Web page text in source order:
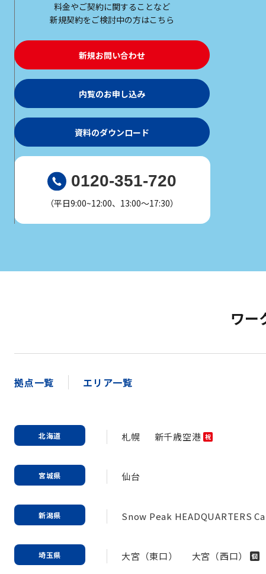
料金やご契約に関することなど
新規契約をご検討中の方はこちら
新規お問い合わせ
内覧のお申し込み
資料のダウンロード
0120-351-720
（平日9:00~12:00、13:00～17:30）
ワー
拠点一覧 エリア一覧
北海道 札幌 新千歳空港 祝
宮城県 仙台
新潟県 Snow Peak HEADQUARTERS
埼玉県 大宮（東口） 大宮（西口） 個